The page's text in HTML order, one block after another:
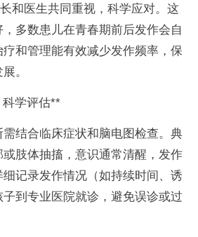
和医生共同重视，科学应对。这
多数患儿在青春期前后发作会自
和管理能有效减少发作频率，保
。
学评估**
需结合临床症状和脑电图检查。典
肢体抽搐，意识通常清醒，发作
记录发作情况（如持续时间、诱
到专业医院就诊，避免误诊或过